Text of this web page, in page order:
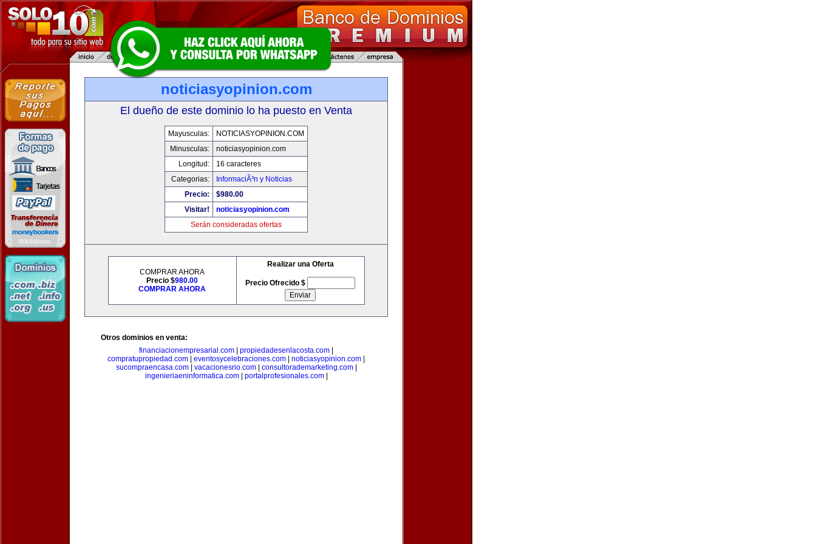
noticiasyopinion.com
El dueño de este dominio lo ha puesto en Venta
Mayusculas:
NOTICIASYOPINION.COM
Minusculas:
noticiasyopinion.com
Longitud:
16 caracteres
Categorias:
InformaciÃ³n y Noticias
Precio:
$980.00
Visitar!
noticiasyopinion.com
Serán consideradas ofertas
COMPRAR AHORA
Precio $980.00
COMPRAR AHORA
Realizar una Oferta
Precio Ofrecido $
Otros dominios en venta:
financiacionempresarial.com
propiedadesenlacosta.com
compratupropiedad.com
eventosycelebraciones.com noticiasyopinion.com
sucompraencasa.com| vacacionesrio.com| consultorademarketing.com|
ingenieriaeninformatica.com| portalprofesionales.com|